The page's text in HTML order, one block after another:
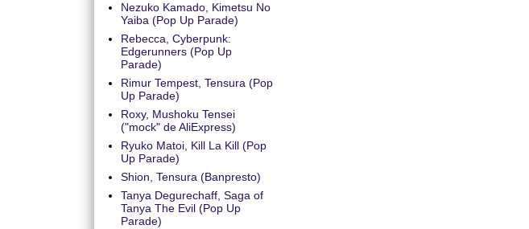
Nezuko Kamado, Kimetsu No
Yaiba (Pop Up Parade)
Rebecca, Cyberpunk:
Edgerunners (Pop Up
Parade)
Rimur Tempest, Tensura (Pop
Up Parade)
Roxy, Mushoku Tensei
("mock" de AliExpress)
Ryuko Matoi, Kill La Kill (Pop
Up Parade)
Shion, Tensura (Banpresto)
Tanya Degurechaff, Saga of
Tanya The Evil (Pop Up
Parade)